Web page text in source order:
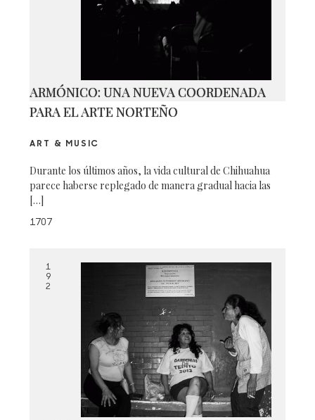
ARMÓNICO: UNA NUEVA COORDENADA
PARA EL ARTE NORTEÑO
ART & MUSIC
Durante los últimos años, la vida cultural de Chihuahua
parece haberse replegado de manera gradual hacia las
[…]
1707
1
9
2